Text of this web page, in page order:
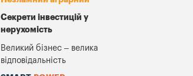
Секрети інвестицій у
нерухомість
Великий бізнес – велика
відповідальність